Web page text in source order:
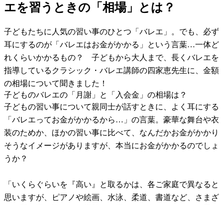
エを習うときの「相場」とは？
子どもたちに人気の習い事のひとつ「バレエ」。でも、必ず
耳にするのが「バレエはお金がかかる」という言葉…一体ど
れくらいかかるもの？ 子どもから大人まで、長くバレエを
指導しているクラシック・バレエ講師の四家恵先生に、金額
の相場について聞きました！
子どものバレエの「月謝」と「入会金」の相場は？
子どもの習い事について親同士が話すときに、よく耳にする
「バレエってお金がかかるから…」の言葉。豪華な舞台や衣
装のためか、ほかの習い事に比べて、なんだかお金がかかり
そうなイメージがありますが、本当にお金がかかるのでしょ
うか？
「いくらぐらいを『高い』と取るかは、各ご家庭で異なると
思いますが、ピアノや絵画、水泳、柔道、書道など、さまざ